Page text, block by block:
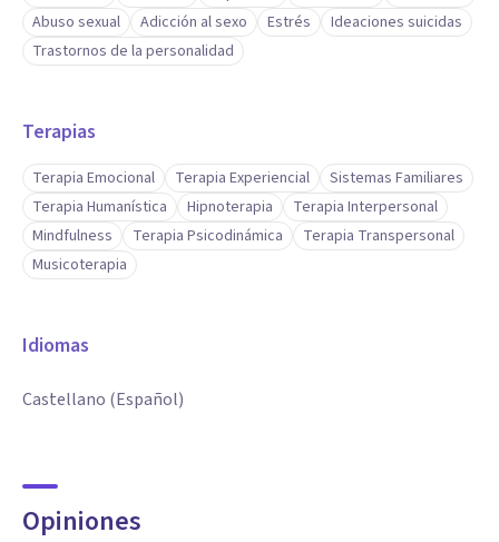
Abuso sexual
Adicción al sexo Estrés
Ideaciones suicidas
Trastornos de la personalidad
Terapias
Terapia Emocional Terapia Experiencial
Sistemas Familiares
Terapia Humanística
Hipnoterapia
Terapia Interpersonal
Mindfulness
Terapia Psicodinámica
Terapia Transpersonal
Musicoterapia
Idiomas
Castellano (Español)
Opiniones